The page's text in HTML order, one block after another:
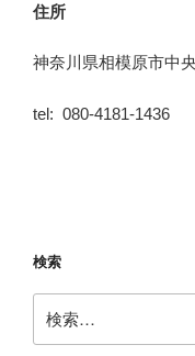
住所
神奈川県相模原市中
tel: 080-4181-1436
検索
索: